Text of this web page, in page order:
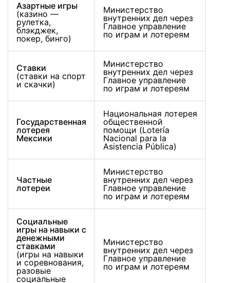
Азартные игры
(казино —
рулетка,
блэкджек,
покер, бинго)
Министерство
внутренних дел через
Главное управление
по играм и лотереям
Ставки
(ставки на спорт
и скачки)
Министерство
внутренних дел через
Главное управление
по играм и лотереям
Государственная
лотерея
Мексики
Национальная лотерея
общественной
помощи (Lotería
Nacional para la
Asistencia Pública)
Частные
лотереи
Министерство
внутренних дел через
Главное управление
по играм и лотереям
Социальные
игры на навыки с
денежными
ставками
(игры на навыки
и соревнования,
разовые
социальные
Министерство
внутренних дел через
Главное управление
по играм и лотереям